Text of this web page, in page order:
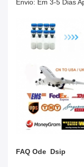
Envio: Em 3-5 Dias
FAQ ODe Dsip